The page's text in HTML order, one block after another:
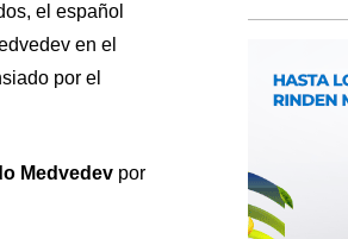
el español
en el
por el
Medvedevpor